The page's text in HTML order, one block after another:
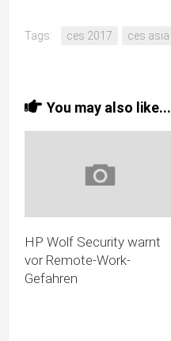
Tags: ces 2017 ces asia
You may also like...
HP Wolf Security warnt
vor Remote-Work-
Gefahren